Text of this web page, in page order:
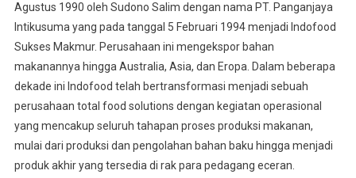
Agustus 1990 oleh Sudono Salim dengan nama PT. Panganjaya
Intikusuma yang pada tanggal 5 Februari 1994 menjadi Indofood
Sukses Makmur. Perusahaan ini mengekspor bahan
makanannya hingga Australia, Asia, dan Eropa. Dalam beberapa
dekade ini Indofood telah bertransformasi menjadi sebuah
perusahaan total food solutions dengan kegiatan operasional
yang mencakup seluruh tahapan proses produksi makanan,
mulai dari produksi dan pengolahan bahan baku hingga menjadi
produk akhir yang tersedia di rak para pedagang eceran.